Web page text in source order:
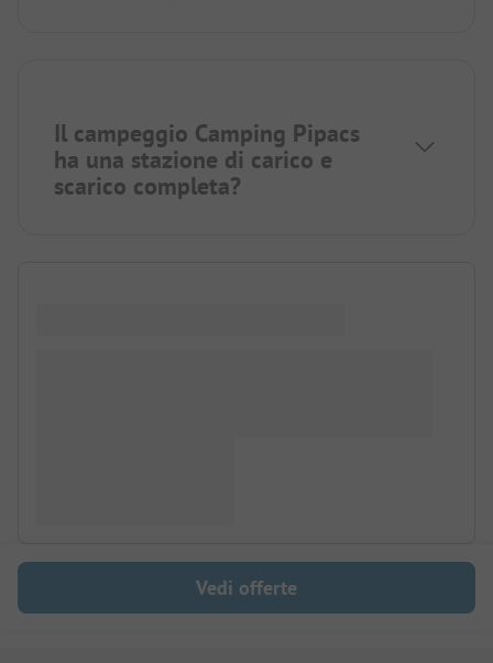
Il campeggio Camping Pipacs
ha una stazione di carico e
scarico completa?
Vedi offerte